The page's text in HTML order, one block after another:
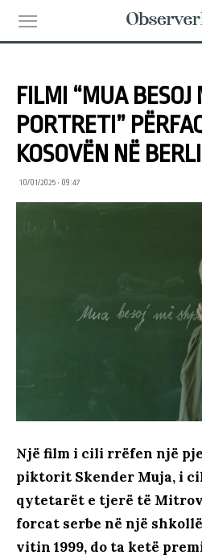
FILMI “MUA BESOJ
PORTRETI”
KOSOVËN NË
10/01/2025 • 09:47
Një film i cili rrëfen një
piktorit Skender Muja, i
qytetarët e tjerë të
forcat serbe në një
vitin 1999, do ta ketë